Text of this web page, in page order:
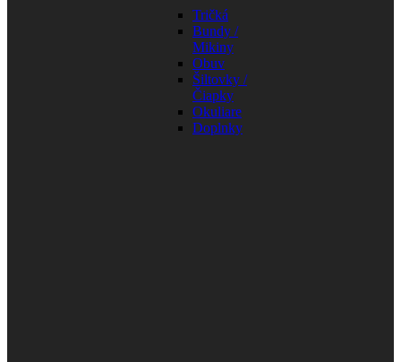
Tričká
Bundy /
Mikiny
Obuv
Šiltovky /
Čiapky
Okuliare
Doplnky